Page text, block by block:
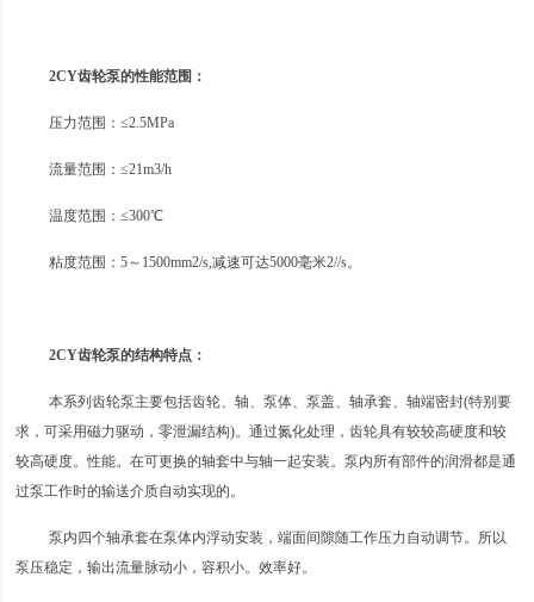
2CY齿轮泵的性能范围：
压力范围：≤2.5MPa
流量范围：≤21m3/h
温度范围：≤300℃
粘度范围：5～1500mm2/s,减速可达5000毫米2//s。
2CY齿轮泵的结构特点：
本系列齿轮泵主要包括齿轮、轴、泵体、泵盖、轴承套、轴端密封(特别要
求，可采用磁力驱动，零泄漏结构)。通过氮化处理，齿轮具有较较高硬度和较
较高硬度。性能。在可更换的轴套中与轴一起安装。泵内所有部件的润滑都是通
过泵工作时的输送介质自动实现的。
泵内四个轴承套在泵体内浮动安装，端面间隙随工作压力自动调节。所以
泵压稳定，输出流量脉动小，容积小。效率好。